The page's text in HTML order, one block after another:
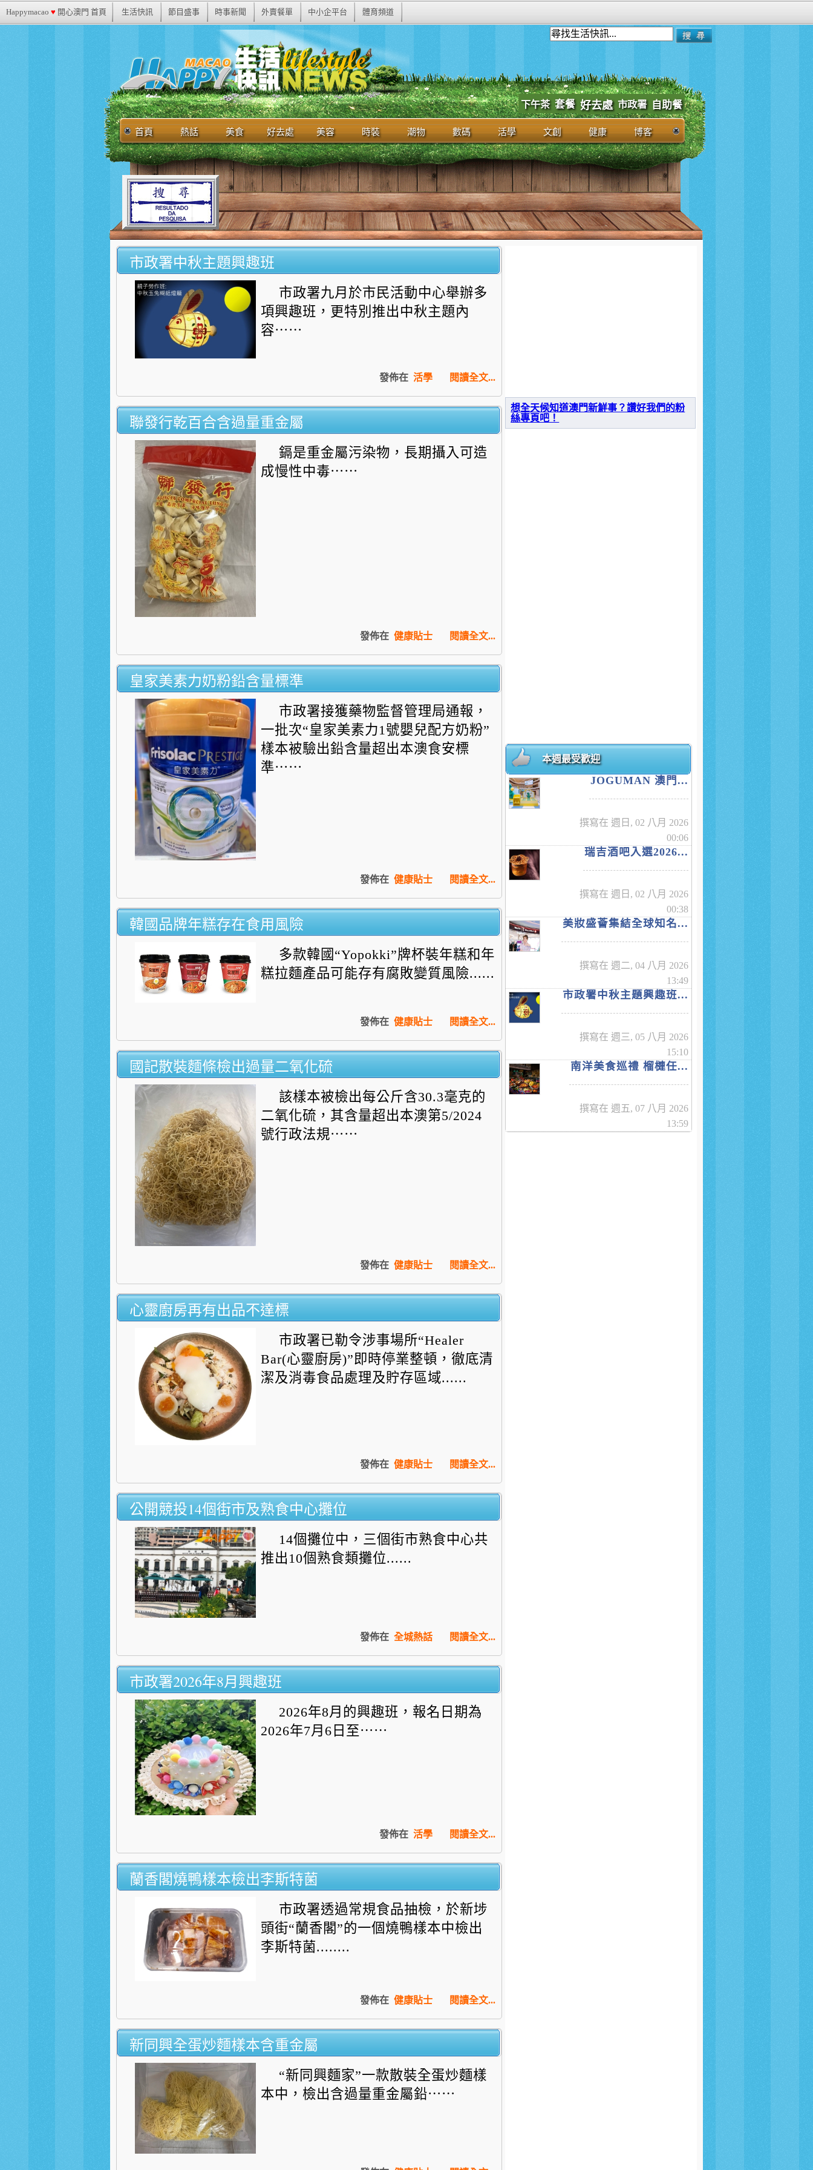
Happymacao ♥ 開心澳門 首頁 生活快訊 節目盛事 時事新聞 外賣餐單 中小企平台 體育頻道
下午茶 套餐 好去處 市政署 自助餐
首頁 熱話 美食 好去處 美容 時裝 潮物 數碼 活學 文創 健康 博客
市政署中秋主題興趣班
市政署九月於市民活動中心舉辦多
項興趣班，更特別推出中秋主題內
容⋯⋯
閱讀全文...
發佈在 活學
聯發行乾百合含過量重金屬
鎘是重金屬污染物，長期攝入可造
成慢性中毒⋯⋯
閱讀全文...
發佈在 健康貼士
皇家美素力奶粉鉛含量標準
市政署接獲藥物監督管理局通報，
一批次“皇家美素力1號嬰兒配方奶粉”
樣本被驗出鉛含量超出本澳食安標
準⋯⋯
閱讀全文...
發佈在 健康貼士
韓國品牌年糕存在食用風險
多款韓國“Yopokki”牌杯裝年糕和年
糕拉麵產品可能存有腐敗變質風險......
閱讀全文...
發佈在 健康貼士
國記散裝麵條檢出過量二氧化硫
該樣本被檢出每公斤含30.3毫克的
二氧化硫，其含量超出本澳第5/2024
號行政法規⋯⋯
閱讀全文...
發佈在 健康貼士
心靈廚房再有出品不達標
市政署已勒令涉事場所“Healer
Bar(心靈廚房)”即時停業整頓，徹底清
潔及消毒食品處理及貯存區域......
閱讀全文...
發佈在 健康貼士
公開競投14個街市及熟食中心攤位
14個攤位中，三個街市熟食中心共
推出10個熟食類攤位......
閱讀全文...
發佈在 全城熱話
市政署2026年8月興趣班
2026年8月的興趣班，報名日期為
2026年7月6日至⋯⋯
閱讀全文...
發佈在 活學
蘭香閣燒鴨樣本檢出李斯特菌
市政署透過常規食品抽檢，於新埗
頭街“蘭香閣”的一個燒鴨樣本中檢出
李斯特菌........
閱讀全文...
發佈在 健康貼士
新同興全蛋炒麵樣本含重金屬
“新同興麵家”一款散裝全蛋炒麵樣
本中，檢出含過量重金屬鉛⋯⋯
想全天候知道澳門新鮮事？讚好我們的粉
絲專頁吧！
本週最受歡迎
JOGUMAN 澳門...
撰寫在 週日, 02 八月 2026
00:06
瑞吉酒吧入選2026...
撰寫在 週日, 02 八月 2026
00:38
美妝盛薈集結全球知名...
撰寫在 週二, 04 八月 2026
13:49
市政署中秋主題興趣班...
撰寫在 週三, 05 八月 2026
15:10
南洋美食巡禮 榴槤任...
撰寫在 週五, 07 八月 2026
13:59